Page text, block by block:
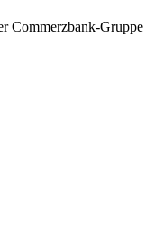
Commerzbank-Gruppe